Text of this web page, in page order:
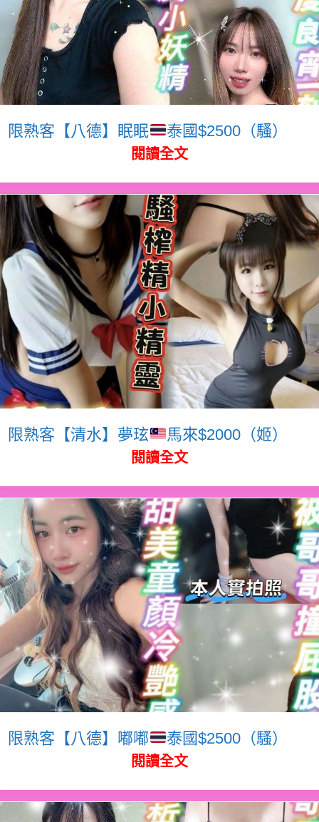
限熟客【八德】眠眠 泰國$2500（騷）
閱讀全文
限熟客【清水】夢玹 馬來$2000（姬）
閱讀全文
限熟客【八德】嘟嘟 泰國$2500（騷）
閱讀全文